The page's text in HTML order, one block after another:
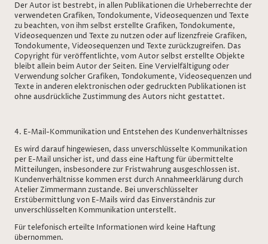
Der Autor ist bestrebt, in allen Publikationen die Urheberrechte der
verwendeten Grafiken, Tondokumente, Videosequenzen und Texte
zu beachten, von ihm selbst erstellte Grafiken, Tondokumente,
Videosequenzen und Texte zu nutzen oder auf lizenzfreie Grafiken,
Tondokumente, Videosequenzen und Texte zurückzugreifen. Das
Copyright für veröffentlichte, vom Autor selbst erstellte Objekte
bleibt allein beim Autor der Seiten. Eine Vervielfältigung oder
Verwendung solcher Grafiken, Tondokumente, Videosequenzen und
Texte in anderen elektronischen oder gedruckten Publikationen ist
ohne ausdrückliche Zustimmung des Autors nicht gestattet.
4. E-Mail-Kommunikation und Entstehen des Kundenverhältnisses
Es wird darauf hingewiesen, dass unverschlüsselte Kommunikation
per E-Mail unsicher ist, und dass eine Haftung für übermittelte
Mitteilungen, insbesondere zur Fristwahrung ausgeschlossen ist.
Kundenverhältnisse kommen erst durch Annahmeerklärung durch
Atelier Zimmermann zustande. Bei unverschlüsselter
Erstübermittlung von E-Mails wird das Einverständnis zur
unverschlüsselten Kommunikation unterstellt.
Für telefonisch erteilte Informationen wird keine Haftung
übernommen.